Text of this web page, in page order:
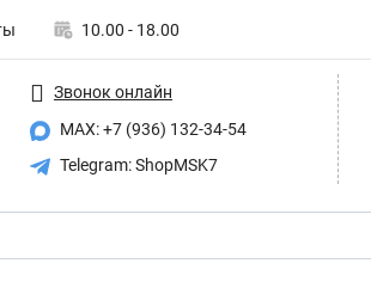
10.00 - 18.00
Звонок онлайн
MAX: +7 (936) 132-34-54
Telegram: ShopMSK7